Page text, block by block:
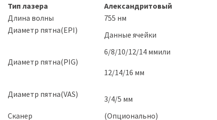
Тип лазера
Александритовый
Длина волны
755 нм
Диаметр пятна(EPI)
Данные ячейки
Диаметр пятна(PIG)
6/8/10/12/14 ммили
12/14/16 мм
Диаметр пятна(VAS)
3/4/5 мм
Сканер
(Опционально)